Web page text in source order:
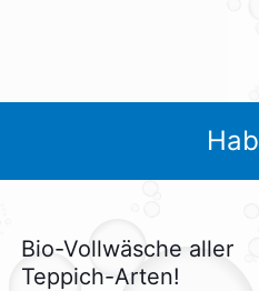
Bio-Vollwäsche aller
Teppich-Arten!